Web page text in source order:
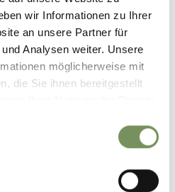
wir Informationen zu Ihrer
an unsere Partner für
Analysen weiter. Unsere
möglicherweise mit
die Sie ihnen bereitgestellt